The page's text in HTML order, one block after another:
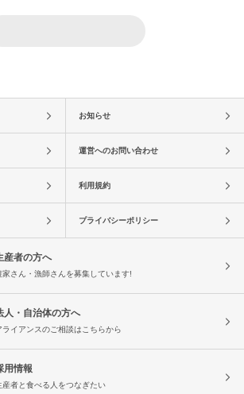
お知らせ
運営へのお問い合わせ
利用規約
プライバシーポリシー
産者の方へ
家さん・漁師さんを募集しています!
人・自治体の方へ
ライアンスのご相談はこちらから
用情報
産者と食べる人をつなぎたい